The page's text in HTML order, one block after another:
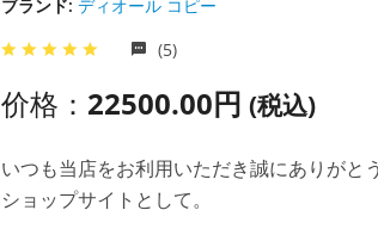
ブランド: ディオール コピー
(5)
价格： 22500.00円 (税込)
いつも当店をお利用いただき誠にありが
ショップサイトとして。